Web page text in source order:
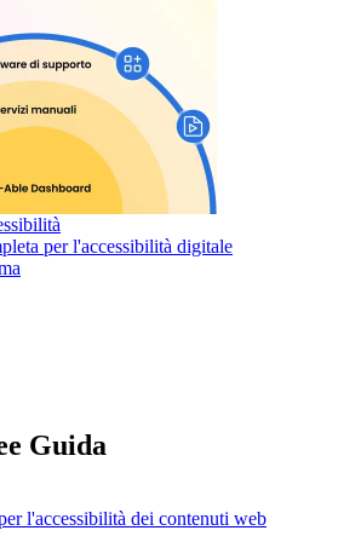
per l'accessibilità digitale
Guida
l'accessibilità dei contenuti web